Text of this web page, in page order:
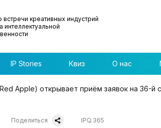
встречи креативных индустрий
интеллектуальной
IP Stories Квиз О нас
Apple) открывает приём заявок на 36-й
Поделиться IPQ.365